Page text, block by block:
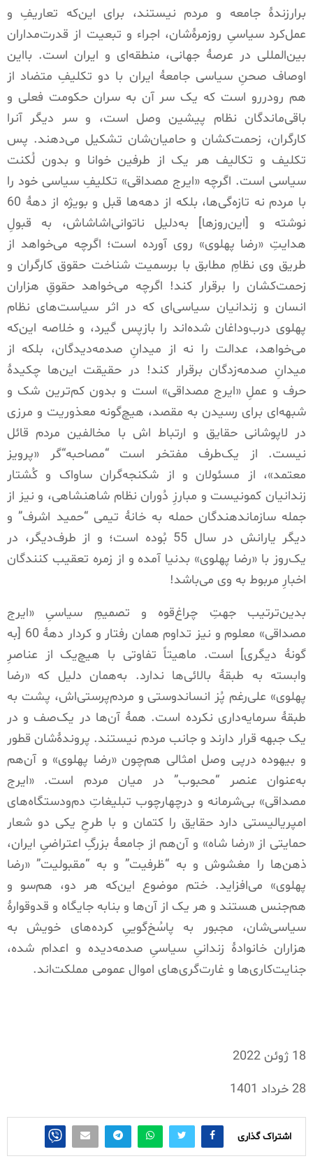
برارزندۀ جامعه و مردم نیستند، برای این‌که تعاریفِ و
عمل‌کرد سیاسیِ روزمرۀشان، اجراء و تبعیت از قدرت‌مداران
بین‌المللی در عرصۀ جهانی، منطقه‌ای و ایران است. بااین
اوصاف صحنِ سیاسی جامعۀ ایران با دو تکلیفِ متضاد از
هم رودررو است که یک سر آن به سران حکومت فعلی و
باقی‌ماندگان نظام پیشین وصل است، و سر دیگر آنرا
کارگران، زحمت‌کشان و حامیان‌شان تشکیل می‌دهند. پس
تکلیف و تکالیف هر یک از طرفین خوانا و بدون لُکنت
سیاسی است. اگرچه «ایرج مصداقی» تکلیفِ سیاسی خود را
با مردم نه تازه‌گی‌ها، بلکه از دهه‌ها قبل و بویژه از دهۀ
نوشته و [این‌روزها] به‌دلیل ناتوانی‌اشاشاش، به قبولِ
هدایتِ «رضا پهلوی» روی آورده است؛ اگرچه می‌خواهد از
طریق وی نظامِ مطابق با برسمیت شناخت حقوق کارگران و
زحمت‌کشان را برقرار کند! اگرچه می‌خواهد حقوقِ هزاران
انسان و زندانیان سیاسی‌ای که در اثر سیاست‌های نظام
پهلوی درب‌وداغان شده‌اند را بازپس گیرد، و خلاصه این‌که
می‌خواهد، عدالت را نه از میدانِ صدمه‌دیدگان، بلکه از
میدانِ صدمه‌زدگان برقرار کند! در حقیقت این‌ها چکیدۀ
حرف و عملِ «ایرج مصداقی» است و بدون کم‌ترین شک و
شبهه‌ای برای رسیدن به مقصد، هیچ‌گونه معذوریت و مرزی
در لاپوشانی حقایق و ارتباط اش با مخالفین مردم قائل
نیست. از یک‌طرف مفتخر است “مصاحبه“‌گر «پرویز
معتمد»، از مسئولان و از شکنجه‌گران ساواک و کُشتار
زندانیان کمونیست و مبارزِ دُوران نظام شاهنشاهی، و نیز از
جمله سازماندهندگان حمله به خانۀ تیمی “حمید اشرف” و
دیگر یارانش در سال
بُوده است؛ و از طرف‌دیگر، در
یک‌روز با «رضا پهلوی» بدنیا آمده و از زمره تعقیب کنندگان
اخبارِ مربوط به وی می‌باشد!
بدین‌ترتیب جهتِ چراغ‌قوه‌ و تصمیمِ سیاسیِ «ایرج
مصداقی» معلوم و نیز تداوم همان رفتار و کردار دهۀ
به
گونۀ دیگری] است. ماهیتاً تفاوتی با هیچ‌یک از عناصرِ
وابسته به طبقۀ بالائی‌ها ندارد. به‌همان دلیل که «رضا
پهلوی» علی‌رغم پُز انساندوستی و مردم‌پرستی‌اش، پشت به
طبقۀ سرمایه‌داری نکرده است. همۀ آن‌ها در یک‌صف و در
یک جبهه قرار دارند و جانب مردم نیستند. پروندۀشان قطور
و بیهوده درپی وصل امثالی هم‌چون «رضا پهلوی» و آن‌هم
به‌عنوان عنصر “محبوب” در میان مردم است. «ایرج
مصداقی» بی‌شرمانه و درچهارچوب تبلیغاتِ دم‌ودستگاه‌های
امپریالیستی دارد حقایق را کتمان و با طرحِ یکی دو شعار
حمایتی از«رضا شاه» و آن‌هم از جامعۀ بزرگِ اعتراضیِ ایران،
ذهن‌ها را مغشوش و به “ظرفیت” و به “مقبولیت” «رضا
پهلوی» می‌افزاید. ختم موضوع این‌که هر دو، هم‌سو و
هم‌جنس هستند و هر یک از آن‌ها و بنابه جایگاه و قدوقوارۀ
سیاسی‌شان، مجبور به پاسُخ‌گوییِ کرده‌های خویش به
هزاران خانوادۀ زندانیِ سیاسیِ صدمه‌دیده و اعدام شده،
جنایت‌کاری‌ها و غارت‌گری‌های اموال عمومی مملکت‌اند.
18 ژوئن
28 خرداد
اشتراک گذاری